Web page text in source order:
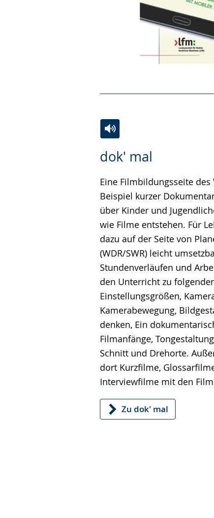
dok' mal
Leichten
wechseln.
Audio-
Video
Deutscher
Gebärdensprache
wird
angezeigt.
Eine Filmbildungsseite des
Beispiel kurzer
über Kinder und
wie Filme entstehen. Für
dazu auf der Seite von
(WDR/SWR) leicht
Stundenverläufen und
den Unterricht zu
Einstellungsgrößen,
Kamerabewegung,
denken, Ein
Filmanfänge,
Schnitt und Drehorte.
dort Kurzfilme,
Interviewfilme mit den
Zu dok' mal